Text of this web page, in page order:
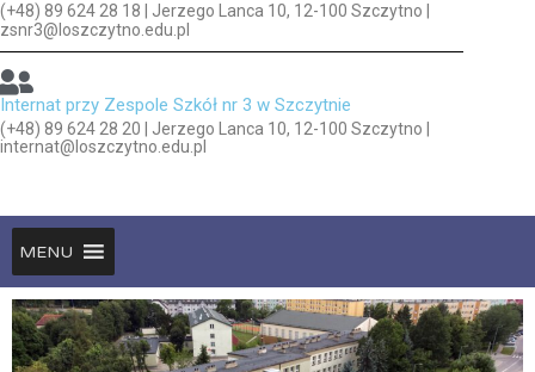
(+48) 89 624 28 18 | Jerzego Lanca 10, 12-100 Szczytno |
zsnr3@loszczytno.edu.pl
Internat przy Zespole Szkół nr 3 w Szczytnie
(+48) 89 624 28 20 | Jerzego Lanca 10, 12-100 Szczytno |
internat@loszczytno.edu.pl
MENU